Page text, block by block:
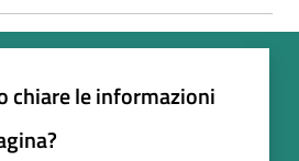
chiare le informazioni